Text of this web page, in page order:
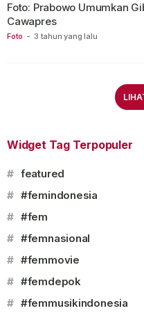
Foto - 3 tahun yang lalu
Foto: Prabowo Umumkan
Cawapres
Widget Tag Terpopuler
# featured
# #femindonesia
# #fem
# #femnasional
# #femmovie
# #femdepok
# #femmusikindonesia